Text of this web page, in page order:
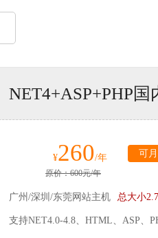
NET4+ASP+PHP国
¥260/年 可
原价：600元/年
广州/深圳/东莞网站主机 总大小
支持NET4.0-4.8、HTML、ASP、